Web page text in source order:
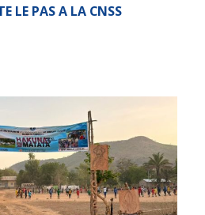
LE PAS A LA CNSS